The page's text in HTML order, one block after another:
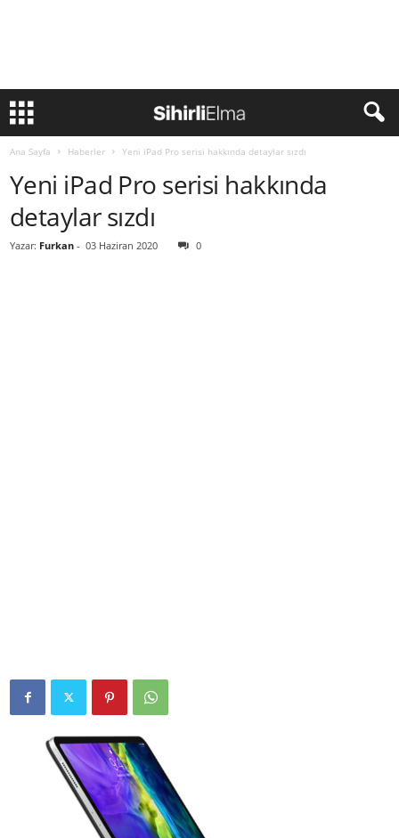
Ana Sayfa Haberler Yeni iPad Pro serisi hakkında detaylar sızdı
Yeni iPad Pro serisi hakkında
detaylar sızdı
Yazar: Furkan - 03 Haziran 2020 0